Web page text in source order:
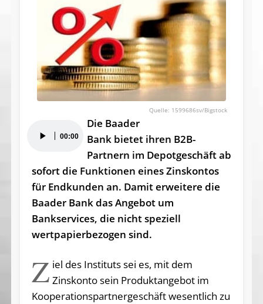
1599686sv/Bigstock
Player 00:00
Die Baader
Bank bietet ihren B2B-
Partnern im Depotgeschäft ab
sofort die Funktionen eines Zinskontos
für Endkunden an. Damit erweitere die
Baader Bank das Angebot um
Bankservices, die nicht speziell
wertpapierbezogen sind.
Z iel des Instituts sei es, mit dem
Zinskonto sein Produktangebot im
Kooperationspartnergeschäft wesentlich zu